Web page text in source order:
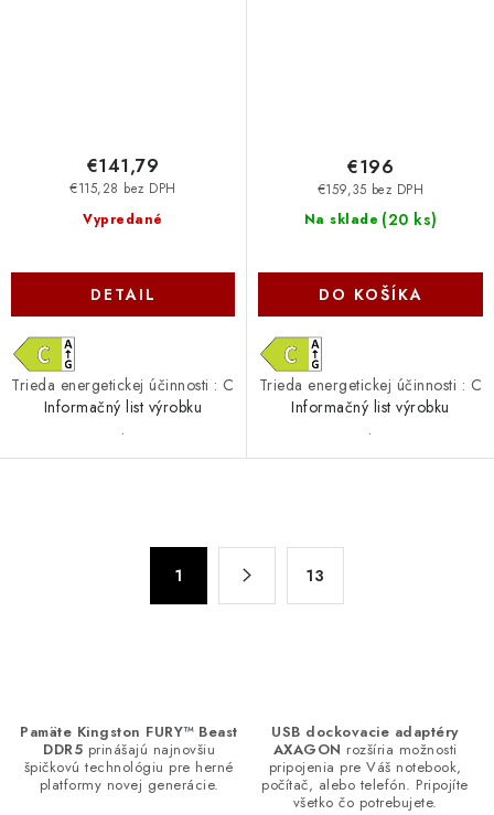
Vypredané
€115,28 bez DPH
€141,79
DETAIL
Trieda energetickej účinnosti : C
Informačný list výrobku
.
Na sklade (20 ks)
€159,35 bez DPH
€196
DO KOŠÍKA
Trieda energetickej účinnosti : C
Informačný list výrobku
.
e
v
1 13
Pamäte Kingston FURY™ Beast
DDR5 prinášajú najnovšiu
špičkovú technológiu pre herné
platformy novej generácie.
USB dockovacie adaptéry
AXAGON rozšíria možnosti
pripojenia pre Váš notebook,
počítač, alebo telefón. Pripojíte
všetko čo potrebujete.